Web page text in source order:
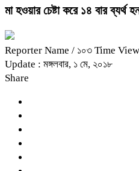
মা হওয়ার চেষ্টা করে ১৪ বার ব্যর্থ
Reporter Name / ১০৩ Time View
Update : মঙ্গলবার, ১ মে, ২০১৮
Share